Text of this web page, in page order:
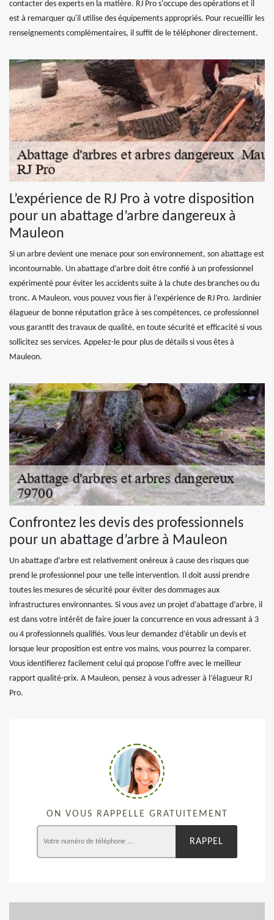
contacter des experts en la matière. RJ Pro s'occupe des opérations et il
est à remarquer qu'il utilise des équipements appropriés. Pour recueillir les
renseignements complémentaires, il suffit de le téléphoner directement.
L’expérience de RJ Pro à votre disposition
pour un abattage d’arbre dangereux à
Mauleon
Si un arbre devient une menace pour son environnement, son abattage est
incontournable. Un abattage d’arbre doit être confié à un professionnel
expérimenté pour éviter les accidents suite à la chute des branches ou du
tronc. A Mauleon, vous pouvez vous fier à l’expérience de RJ Pro. Jardinier
élagueur de bonne réputation grâce à ses compétences, ce professionnel
vous garantit des travaux de qualité, en toute sécurité et efficacité si vous
sollicitez ses services. Appelez-le pour plus de détails si vous êtes à
Mauleon.
Confrontez les devis des professionnels
pour un abattage d’arbre à Mauleon
Un abattage d’arbre est relativement onéreux à cause des risques que
prend le professionnel pour une telle intervention. Il doit aussi prendre
toutes les mesures de sécurité pour éviter des dommages aux
infrastructures environnantes. Si vous avez un projet d’abattage d’arbre, il
est dans votre intérêt de faire jouer la concurrence en vous adressant à 3
ou 4 professionnels qualifiés. Vous leur demandez d’établir un devis et
lorsque leur proposition est entre vos mains, vous pourrez la comparer.
Vous identifierez facilement celui qui propose l’offre avec le meilleur
rapport qualité-prix. A Mauleon, pensez à vous adresser à l’élagueur RJ
Pro.
ON VOUS RAPPELLE GRATUITEMENT